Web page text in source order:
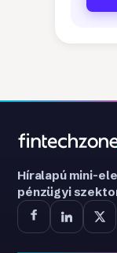
Híralapú mini-
pénzügyi